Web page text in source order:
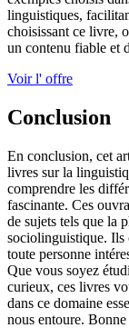
linguistiques,
choisissant ce livre,
un contenu fiable et
Voir l' offre
Conclusion
En conclusion, cet
livres sur la
comprendre les
fascinante. Ces
de sujets tels que la
sociolinguistique. Ils
toute personne
Que vous soyez
curieux, ces livres
dans ce domaine
nous entoure.